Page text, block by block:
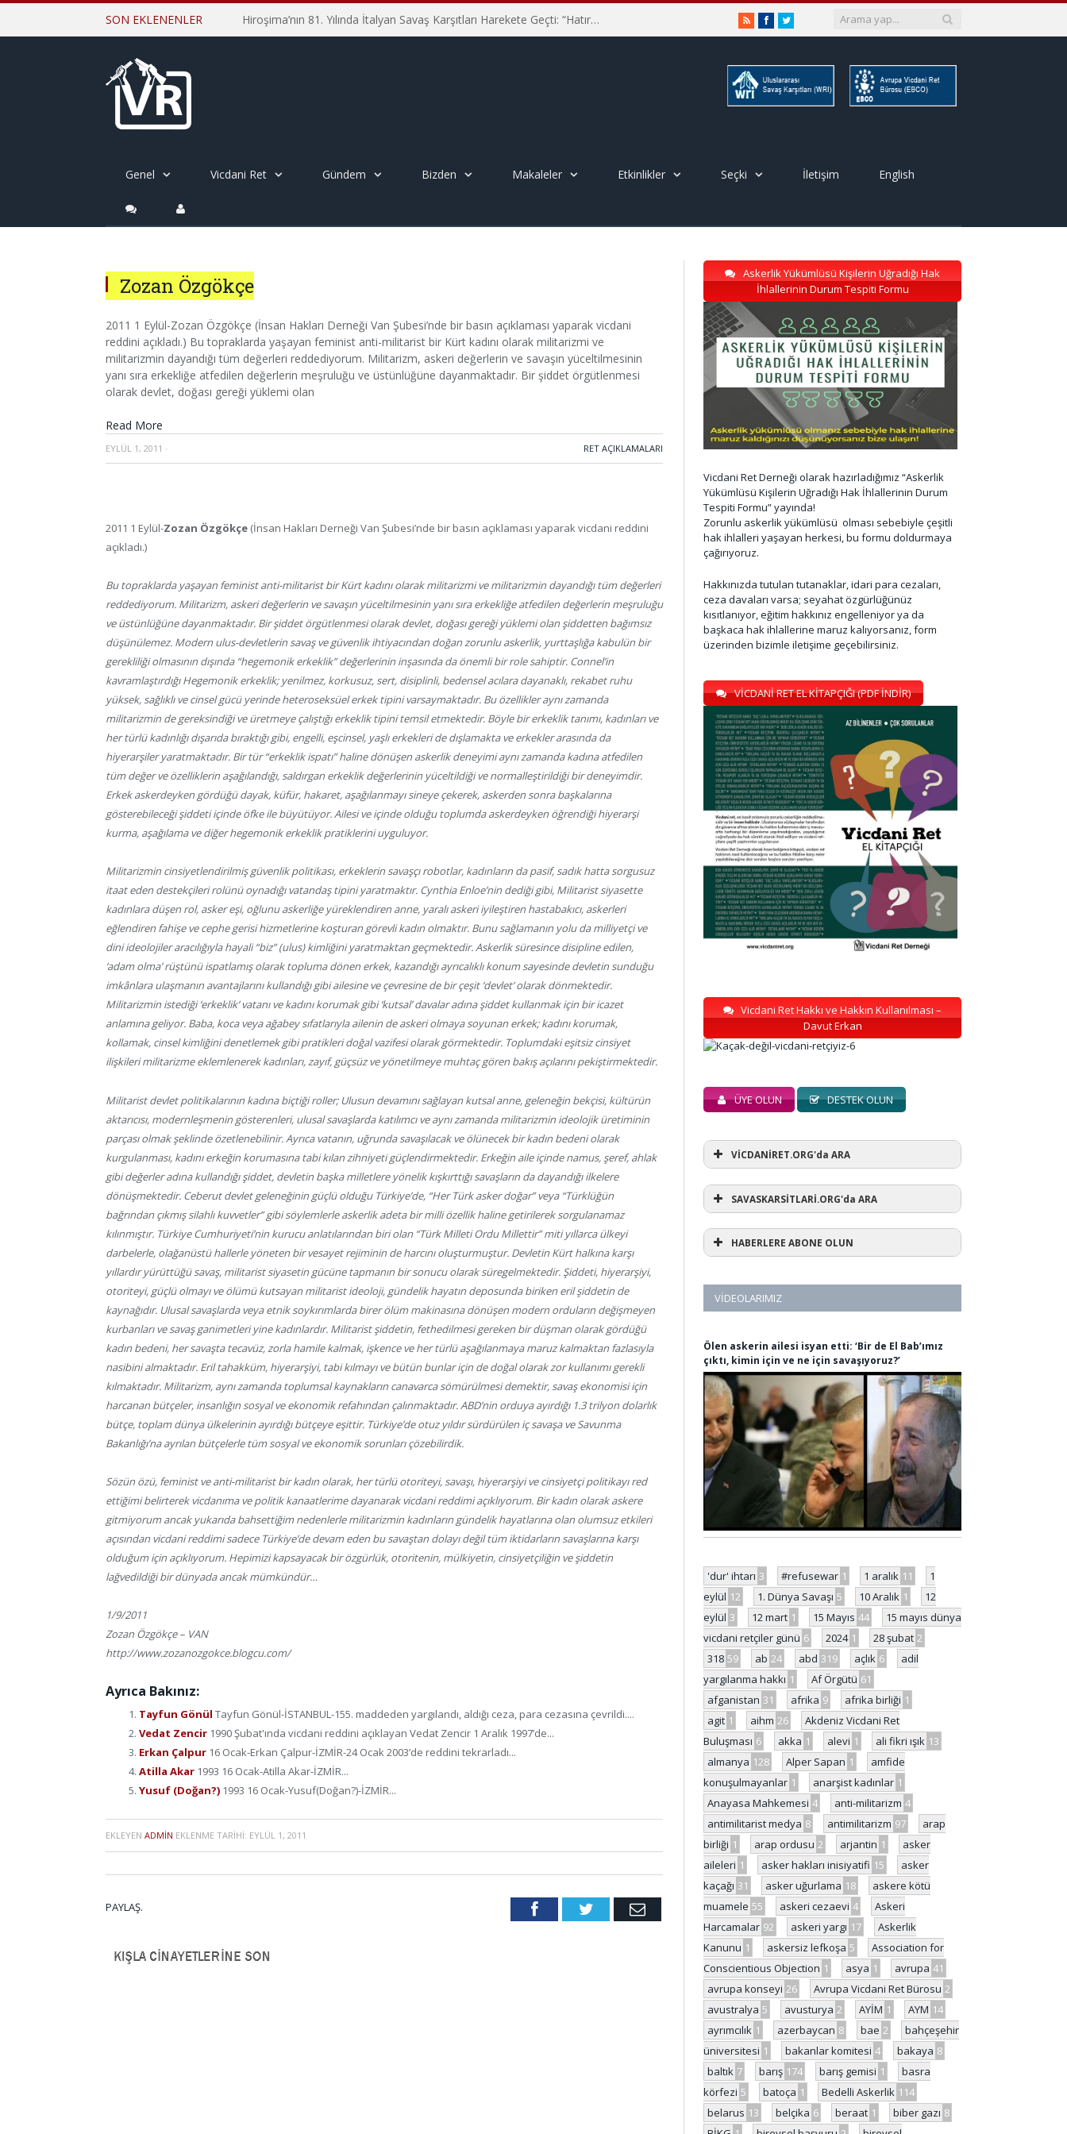
SON EKLENENLER Hiroşima’nın 81. Yılında İtalyan Savaş Karşıtları Harekete Geçti: “Hatırlamak yeterli değil” RSSFacebookTwitter
Genel Vicdani Ret Gündem Bizden Makaleler Etkinlikler Seçki İletişim English
Zozan Özgökçe
2011 1 Eylül-Zozan Özgökçe (İnsan Hakları Derneği Van Şubesi’nde bir basın açıklaması yaparak vicdani
reddini açıkladı.) Bu topraklarda yaşayan feminist anti-militarist bir Kürt kadını olarak militarizmi ve
militarizmin dayandığı tüm değerleri reddediyorum. Militarizm, askeri değerlerin ve savaşın yüceltilmesinin
yanı sıra erkekliğe atfedilen değerlerin meşruluğu ve üstünlüğüne dayanmaktadır. Bir şiddet örgütlenmesi
olarak devlet, doğası gereği yüklemi olan
Read More
EYLÜL 1, 2011 · RET AÇIKLAMALARI
2011 1 Eylül-Zozan Özgökçe (İnsan Hakları Derneği Van Şubesi’nde bir basın açıklaması yaparak vicdani reddini
açıkladı.)
Bu topraklarda yaşayan feminist anti-militarist bir Kürt kadını olarak militarizmi ve militarizmin dayandığı tüm değerleri
reddediyorum. Militarizm, askeri değerlerin ve savaşın yüceltilmesinin yanı sıra erkekliğe atfedilen değerlerin meşruluğu
ve üstünlüğüne dayanmaktadır. Bir şiddet örgütlenmesi olarak devlet, doğası gereği yüklemi olan şiddetten bağımsız
düşünülemez. Modern ulus-devletlerin savaş ve güvenlik ihtiyacından doğan zorunlu askerlik, yurttaşlığa kabulün bir
gerekliliği olmasının dışında “hegemonik erkeklik” değerlerinin inşasında da önemli bir role sahiptir. Connel’in
kavramlaştırdığı Hegemonik erkeklik; yenilmez, korkusuz, sert, disiplinli, bedensel acılara dayanaklı, rekabet ruhu
yüksek, sağlıklı ve cinsel gücü yerinde heteroseksüel erkek tipini varsaymaktadır. Bu özellikler aynı zamanda
militarizmin de gereksindiği ve üretmeye çalıştığı erkeklik tipini temsil etmektedir. Böyle bir erkeklik tanımı, kadınları ve
her türlü kadınlığı dışarıda bıraktığı gibi, engelli, eşcinsel, yaşlı erkekleri de dışlamakta ve erkekler arasında da
hiyerarşiler yaratmaktadır. Bir tür “erkeklik ispatı” haline dönüşen askerlik deneyimi aynı zamanda kadına atfedilen
tüm değer ve özelliklerin aşağılandığı, saldırgan erkeklik değerlerinin yüceltildiği ve normalleştirildiği bir deneyimdir.
Erkek askerdeyken gördüğü dayak, küfür, hakaret, aşağılanmayı sineye çekerek, askerden sonra başkalarına
gösterebileceği şiddeti içinde öfke ile büyütüyor. Ailesi ve içinde olduğu toplumda askerdeyken öğrendiği hiyerarşi
kurma, aşağılama ve diğer hegemonik erkeklik pratiklerini uyguluyor.
Militarizmin cinsiyetlendirilmiş güvenlik politikası, erkeklerin savaşçı robotlar, kadınların da pasif, sadık hatta sorgusuz
itaat eden destekçileri rolünü oynadığı vatandaş tipini yaratmaktır. Cynthia Enloe’nin dediği gibi, Militarist siyasette
kadınlara düşen rol, asker eşi, oğlunu askerliğe yüreklendiren anne, yaralı askeri iyileştiren hastabakıcı, askerleri
eğlendiren fahişe ve cephe gerisi hizmetlerine koşturan görevli kadın olmaktır. Bunu sağlamanın yolu da milliyetçi ve
dini ideolojiler aracılığıyla hayali “biz” (ulus) kimliğini yaratmaktan geçmektedir. Askerlik süresince disipline edilen,
‘adam olma’ rüştünü ispatlamış olarak topluma dönen erkek, kazandığı ayrıcalıklı konum sayesinde devletin sunduğu
imkânlara ulaşmanın avantajlarını kullandığı gibi ailesine ve çevresine de bir çeşit ‘devlet’ olarak dönmektedir.
Militarizmin istediği ‘erkeklik’ vatanı ve kadını korumak gibi ‘kutsal’ davalar adına şiddet kullanmak için bir icazet
anlamına geliyor. Baba, koca veya ağabey sıfatlarıyla ailenin de askeri olmaya soyunan erkek; kadını korumak,
kollamak, cinsel kimliğini denetlemek gibi pratikleri doğal vazifesi olarak görmektedir. Toplumdaki eşitsiz cinsiyet
ilişkileri militarizme eklemlenerek kadınları, zayıf, güçsüz ve yönetilmeye muhtaç gören bakış açılarını pekiştirmektedir.
Militarist devlet politikalarının kadına biçtiği roller; Ulusun devamını sağlayan kutsal anne, geleneğin bekçisi, kültürün
aktarıcısı, modernleşmenin gösterenleri, ulusal savaşlarda katılımcı ve aynı zamanda militarizmin ideolojik üretiminin
parçası olmak şeklinde özetlenebilinir. Ayrıca vatanın, uğrunda savaşılacak ve ölünecek bir kadın bedeni olarak
kurgulanması, kadını erkeğin korumasına tabi kılan zihniyeti güçlendirmektedir. Erkeğin aile içinde namus, şeref, ahlak
gibi değerler adına kullandığı şiddet, devletin başka milletlere yönelik kışkırttığı savaşların da dayandığı ilkelere
dönüşmektedir. Ceberut devlet geleneğinin güçlü olduğu Türkiye’de, “Her Türk asker doğar” veya “Türklüğün
bağrından çıkmış silahlı kuvvetler” gibi söylemlerle askerlik adeta bir milli özellik haline getirilerek sorgulanamaz
kılınmıştır. Türkiye Cumhuriyeti’nin kurucu anlatılarından biri olan “Türk Milleti Ordu Millettir” miti yıllarca ülkeyi
darbelerle, olağanüstü hallerle yöneten bir vesayet rejiminin de harcını oluşturmuştur. Devletin Kürt halkına karşı
yıllardır yürüttüğü savaş, militarist siyasetin gücüne tapmanın bir sonucu olarak süregelmektedir. Şiddeti, hiyerarşiyi,
otoriteyi, güçlü olmayı ve ölümü kutsayan militarist ideoloji, gündelik hayatın deposunda biriken eril şiddetin de
kaynağıdır. Ulusal savaşlarda veya etnik soykırımlarda birer ölüm makinasına dönüşen modern orduların değişmeyen
kurbanları ve savaş ganimetleri yine kadınlardır. Militarist şiddetin, fethedilmesi gereken bir düşman olarak gördüğü
kadın bedeni, her savaşta tecavüz, zorla hamile kalmak, işkence ve her türlü aşağılanmaya maruz kalmaktan fazlasıyla
nasibini almaktadır. Eril tahakküm, hiyerarşiyi, tabi kılmayı ve bütün bunlar için de doğal olarak zor kullanımı gerekli
kılmaktadır. Militarizm, aynı zamanda toplumsal kaynakların canavarca sömürülmesi demektir, savaş ekonomisi için
harcanan bütçeler, insanlığın sosyal ve ekonomik refahından çalınmaktadır. ABD’nin orduya ayırdığı 1.3 trilyon dolarlık
bütçe, toplam dünya ülkelerinin ayırdığı bütçeye eşittir. Türkiye’de otuz yıldır sürdürülen iç savaşa ve Savunma
Bakanlığı’na ayrılan bütçelerle tüm sosyal ve ekonomik sorunları çözebilirdik.
Sözün özü, feminist ve anti-militarist bir kadın olarak, her türlü otoriteyi, savaşı, hiyerarşiyi ve cinsiyetçi politikayı red
ettiğimi belirterek vicdanıma ve politik kanaatlerime dayanarak vicdani reddimi açıklıyorum. Bir kadın olarak askere
gitmiyorum ancak yukarıda bahsettiğim nedenlerle militarizmin kadınların gündelik hayatlarına olan olumsuz etkileri
açısından vicdani reddimi sadece Türkiye’de devam eden bu savaştan dolayı değil tüm iktidarların savaşlarına karşı
olduğum için açıklıyorum. Hepimizi kapsayacak bir özgürlük, otoritenin, mülkiyetin, cinsiyetçiliğin ve şiddetin
lağvedildiği bir dünyada ancak mümkündür…
1/9/2011
Zozan Özgökçe – VAN
http://www.zozanozgokce.blogcu.com/
Ayrıca Bakınız:
Tayfun Gönül Tayfun Gönül-İSTANBUL-155. maddeden yargılandı, aldığı ceza, para cezasına çevrildi....
Vedat Zencir 1990 Şubat'ında vicdani reddini açıklayan Vedat Zencir 1 Aralık 1997’de...
Erkan Çalpur 16 Ocak-Erkan Çalpur-İZMİR-24 Ocak 2003’de reddini tekrarladı...
Atilla Akar 1993 16 Ocak-Atilla Akar-İZMİR...
Yusuf (Doğan?) 1993 16 Ocak-Yusuf(Doğan?)-İZMİR...
EKLEYEN ADMIN EKLENME TARIHI: EYLÜL 1, 2011
PAYLAŞ. FacebookTwitter Email
Askerlik Yükümlüsü Kişilerin Uğradığı Hak
İhlallerinin Durum Tespiti Formu
Vicdani Ret Derneği olarak hazırladığımız “Askerlik
Yükümlüsü Kişilerin Uğradığı Hak İhlallerinin Durum
Tespiti Formu” yayında!
Zorunlu askerlik yükümlüsü olması sebebiyle çeşitli
hak ihlalleri yaşayan herkesi, bu formu doldurmaya
çağırıyoruz.
Hakkınızda tutulan tutanaklar, idari para cezaları,
ceza davaları varsa; seyahat özgürlüğünüz
kısıtlanıyor, eğitim hakkınız engelleniyor ya da
başkaca hak ihlallerine maruz kalıyorsanız, form
üzerinden bizimle iletişime geçebilirsiniz.
VİCDANİ RET EL KİTAPÇIĞI (PDF İNDİR)
Vicdani Ret Hakkı ve Hakkın Kullanılması –
Davut Erkan
ÜYE OLUN DESTEK OLUN
VİCDANİRET.ORG'da ARA
SAVASKARSİTLARİ.ORG'da ARA
HABERLERE ABONE OLUN
VIDEOLARIMIZ
Ölen askerin ailesi isyan etti: ‘Bir de El Bab’ımız
çıktı, kimin için ve ne için savaşıyoruz?’
'dur' ihtarı 3 #refusewar 1 1 aralık 11
1
eylül 12 1. Dünya Savaşı 5 10 Aralık 1
12
eylül 3 12 mart 1 15 Mayıs 44
15 mayıs dünya
vicdani retçiler günü 6 2024 1 28 şubat 2
318 59 ab 24 abd 319 açlık 6
adil
yargılanma hakkı 1 Af Örgütü 61
afganistan 31 afrika 9 afrika birliği 1
agit 1 aihm 26
Akdeniz Vicdani Ret
Buluşması 6 akka 1 alevi 1 ali fikri ışık 13
almanya 128 Alper Sapan 1
amfide
konuşulmayanlar 1 anarşist kadınlar 1
Anayasa Mahkemesi 4 anti-militarizm 4
antimilitarist medya 8 antimilitarizm 97
arap
birliği 1 arap ordusu 2 arjantin 1
asker
aileleri 1 asker hakları inisiyatifi 15
asker
kaçağı 31 asker uğurlama 18
askere kötü
muamele 55 askeri cezaevi 4
Askeri
Harcamalar 92 askeri yargı 17
Askerlik
Kanunu 1 askersiz lefkoşa 5
Association for
Conscientious Objection 1 asya 1 avrupa 41
avrupa konseyi 26 Avrupa Vicdani Ret Bürosu 2
avustralya 5 avusturya 2 AYİM 1 AYM 14
ayrımcılık 1 azerbaycan 8 bae 2
bahçeşehir
üniversitesi 1 bakanlar komitesi 4 bakaya 8
baltık 7 barış 174 barış gemisi 1
basra
körfezi 5 batoça 1 Bedelli Askerlik 114
belarus 13 belçika 6 beraat 1 biber gazı 8